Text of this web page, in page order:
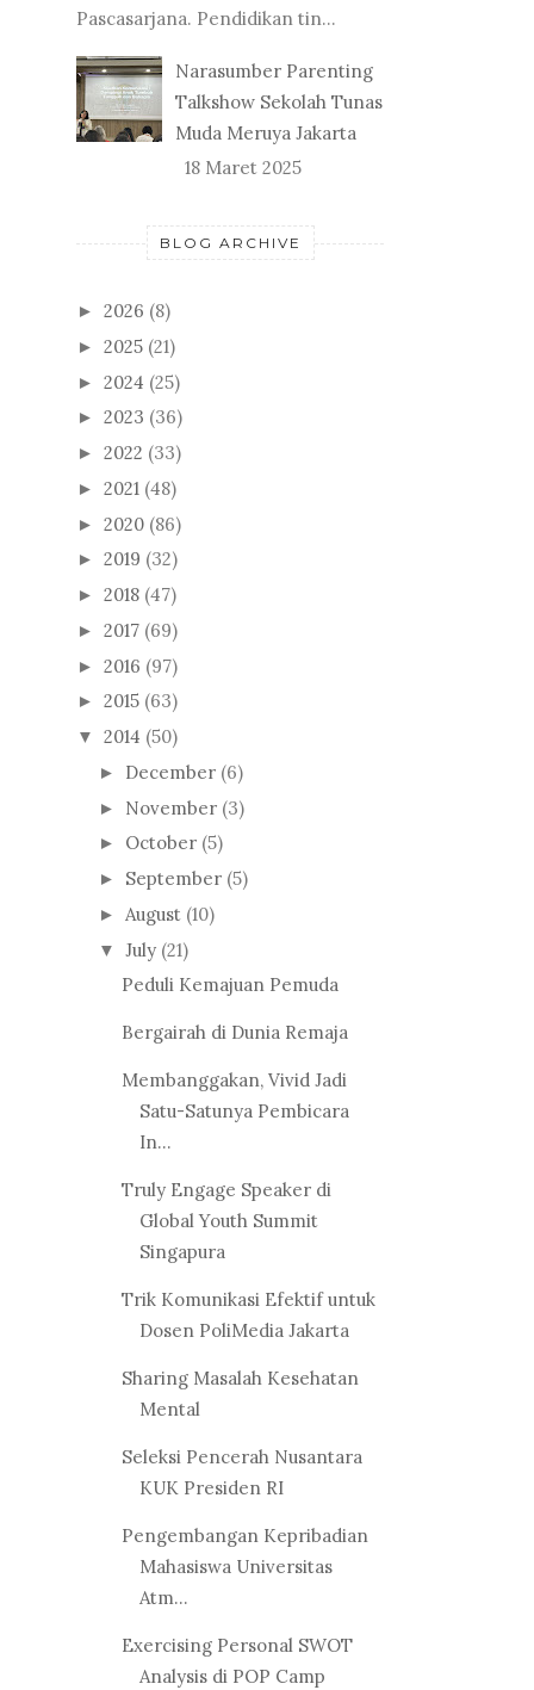
Pascasarjana. Pendidikan tin...
Narasumber Parenting
Talkshow Sekolah Tunas
Muda Meruya Jakarta
18 Maret 2025
BLOG ARCHIVE
► 2026 (8)
► 2025 (21)
► 2024 (25)
► 2023 (36)
► 2022 (33)
► 2021 (48)
► 2020 (86)
► 2019 (32)
► 2018 (47)
► 2017 (69)
► 2016 (97)
► 2015 (63)
▼ 2014 (50)
► December (6)
► November (3)
► October (5)
► September (5)
► August (10)
▼ July (21)
Peduli Kemajuan Pemuda
Bergairah di Dunia Remaja
Membanggakan, Vivid Jadi
Satu-Satunya Pembicara
In...
Truly Engage Speaker di
Global Youth Summit
Singapura
Trik Komunikasi Efektif untuk
Dosen PoliMedia Jakarta
Sharing Masalah Kesehatan
Mental
Seleksi Pencerah Nusantara
KUK Presiden RI
Pengembangan Kepribadian
Mahasiswa Universitas
Atm...
Exercising Personal SWOT
Analysis di POP Camp